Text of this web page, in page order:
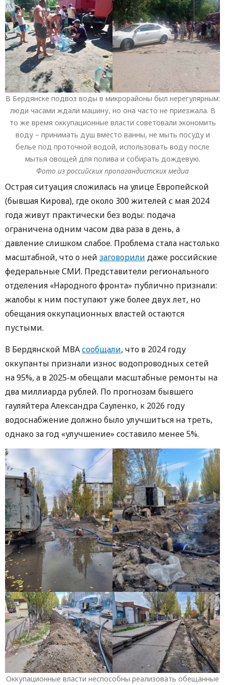
В Бердянске подвоз воды в микрорайоны был нерегулярным:
люди часами ждали машину, но она часто не приезжала. В
то же время оккупационные власти советовали экономить
воду – принимать душ вместо ванны, не мыть посуду и
белье под проточной водой, использовать воду после
мытья овощей для полива и собирать дождевую.
Фото из российских пропагандистских медиа
Острая ситуация сложилась на улице Европейской
(бывшая Кирова), где около 300 жителей с мая 2024
года живут практически без воды: подача
ограничена одним часом два раза в день, а
давление слишком слабое. Проблема стала настолько
масштабной, что о ней заговорили даже российские
федеральные СМИ. Представители регионального
отделения «Народного фронта» публично признали:
жалобы к ним поступают уже более двух лет, но
обещания оккупационных властей остаются
пустыми.
В Бердянской МВАсообщали, что в 2024 году
оккупанты признали износ водопроводных сетей
на 95%, а в 2025-м обещали масштабные ремонты на
два миллиарда рублей. По прогнозам бывшего
гауляйтера Александра Сауленко, к 2026 году
водоснабжение должно было улучшиться на треть,
однако за год «улучшение» составило менее 5%.
Оккупационные власти неспособны реализовать обещанные